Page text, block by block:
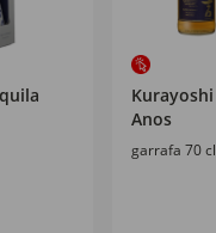
Anos
garrafa 70 cl